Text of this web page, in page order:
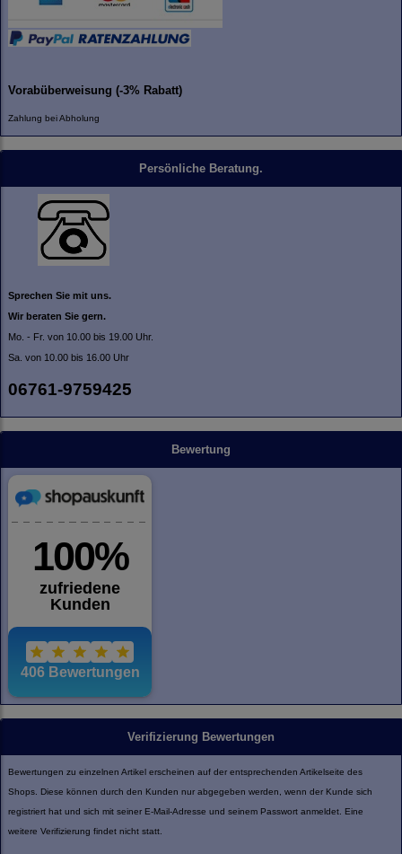
Vorabüberweisung (-3% Rabatt)
Zahlung bei Abholung
Persönliche Beratung.
Sprechen Sie mit uns.
Wir beraten Sie gern.
Mo. - Fr. von 10.00 bis 19.00 Uhr.
Sa. von 10.00 bis 16.00 Uhr
06761-9759425
Bewertung
Verifizierung Bewertungen
Bewertungen zu einzelnen Artikel erscheinen auf der entsprechenden Artikelseite des
Shops. Diese können durch den Kunden nur abgegeben werden, wenn der Kunde sich
registriert hat und sich mit seiner E-Mail-Adresse und seinem Passwort anmeldet. Eine
weitere Verifizierung findet nicht statt.